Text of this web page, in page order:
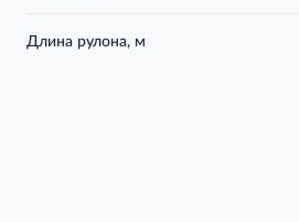
Длина рулона, м